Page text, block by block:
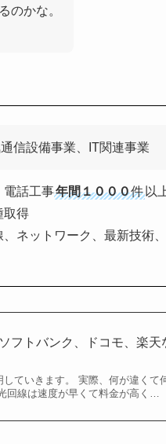
のかな。
信設備事業、IT関連事業
電話工事年間１０００件 以
取得
ネットワーク、最新技術
フトバンク、ドコモ、楽天
ていきます。 実際、何が違くて
回線は速度が早くて料金が高く…